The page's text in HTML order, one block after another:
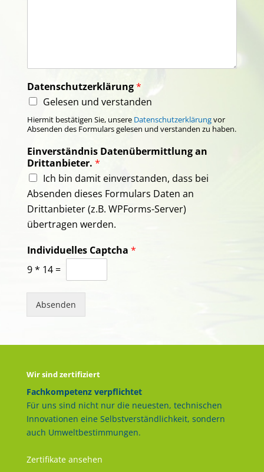
Datenschutzerklärung*
Gelesen und verstanden
Hiermit bestätigen Sie, unsere Datenschutzerklärungvor
Absenden des Formulars gelesen und verstanden zu haben.
Einverständnis Datenübermittlung an
Drittanbieter. *
Ich bin damit einverstanden, dass bei
Absenden dieses Formulars Daten an
Drittanbieter (z.B. WPForms-Server)
übertragen werden.
Individuelles Captcha *
9* 14=
Absenden
Wir sind zertifiziert
Fachkompetenz verpflichtet
Für uns sind nicht nur die neuesten, technischen
Innovationen eine Selbstverständlichkeit, sondern
auch Umweltbestimmungen.
Zertifikate ansehen